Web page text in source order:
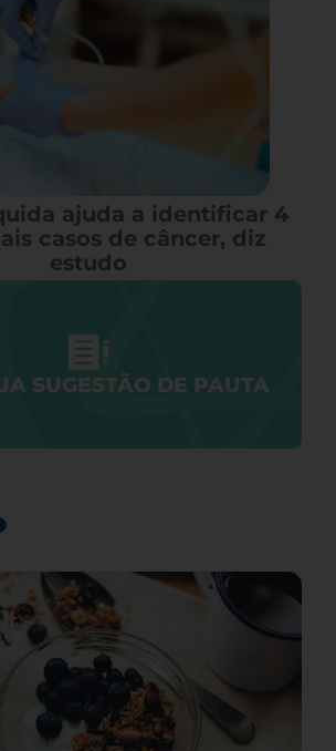
ajuda a identificar 4
casos de câncer, diz
estudo
SUGESTÃO DE PAUTA